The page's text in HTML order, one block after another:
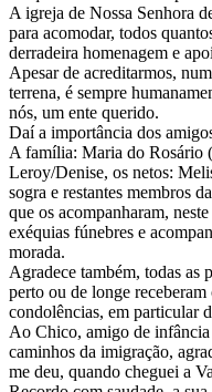
A igreja de Nossa Senhora
para acomodar, todos
derradeira homenagem e
Apesar de acreditarmos,
terrena, é sempre
nós, um ente querido.
Daí a importância dos
A família: Maria do Rosário
Leroy/Denise, os netos:
sogra e restantes membros
que os acompanharam,
exéquias fúnebres e
morada.
Agradece também, todas as
perto ou de longe
condolências, em particular
Ao Chico, amigo de
caminhos da imigração,
me deu, quando cheguei a